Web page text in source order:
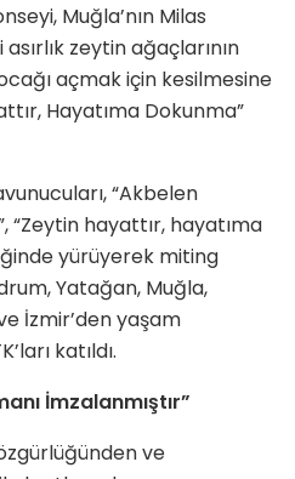
Muğla’nın Milas
zeytin ağaçlarının
açmak için kesilmesine
Hayatıma Dokunma”
“Akbelen
“Zeytin hayattır, hayatıma
yürüyerek miting
Yatağan, Muğla,
İzmir’den yaşam
katıldı.
İmzalanmıştır”
ve